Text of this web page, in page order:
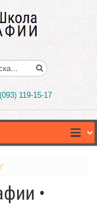
(093) 119-15-17
•